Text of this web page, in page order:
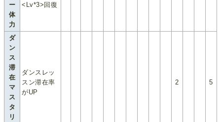
ー
体
力
<Lv*3>回復
ダ
ン
ス
滞
在
マ
ス
タ
リ
ダンスレッ
スン滞在率
がUP
2 5